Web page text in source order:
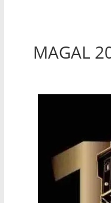
MAGAL